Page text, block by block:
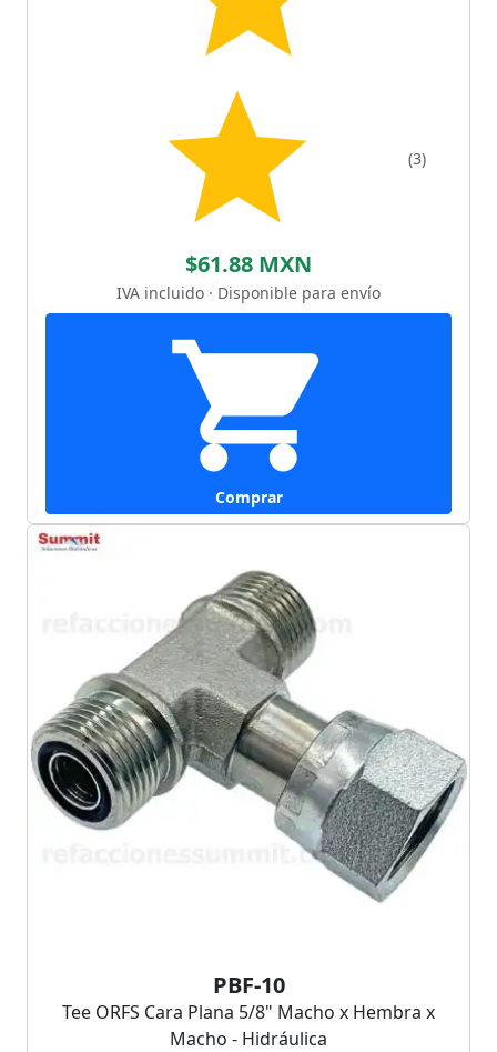
(3)
$61.88 MXN
IVA incluido · Disponible para envío
Comprar
PBF-10
Tee ORFS Cara Plana 5/8" Macho x Hembra x
Macho - Hidráulica